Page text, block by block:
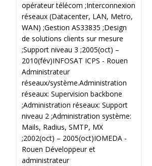
opérateur télécom ;Interconnexion
réseaux (Datacenter, LAN, Metro,
WAN) ;Gestion AS33835 ;Design
de solutions clients sur mesure
;Support niveau 3 ;2005(oct) –
2010(fév)INFOSAT ICPS - Rouen
Administrateur
réseaux/système.Administration
réseaux: Supervision backbone
;Administration réseaux: Support
niveau 2 ;Administration système:
Mails, Radius, SMTP, MX
;2002(oct) – 2005(oct)IOMEDA -
Rouen Développeur et
administrateur